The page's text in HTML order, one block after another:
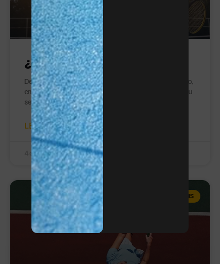
¿Qué es un ace en tenis?
Descubre qué es un ace en tenis, cuándo se considera válido,
en qué se diferencia de un saque ganador y cómo mejorar tu
servicio para conseguir más puntos directos.
LEER MÁS »
4 de agosto de 2026
TENIS